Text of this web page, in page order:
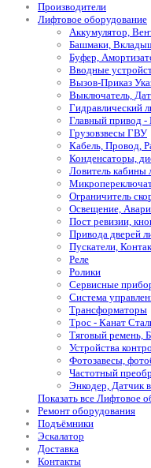
Производители
Лифтовое оборудование
Аккумулятор,
Башмаки,
Буфер,
Вводные
Вызов-Приказ
Выключатель,
Гидравлический
Главный привод
Грузовзвесы ГВУ
Кабель, Провод,
Конденсаторы,
Ловитель кабины
Ограничитель
Освещение,
Пост ревизии,
Привода дверей
Пускатели,
Реле
Ролики
Сервисные
Система
Трансформаторы
Трос - Канат
Тяговый ремень,
Устройства
Фотозавесы,
Частотный
Энкодер, Датчик
Показать все Лифтовое
Ремонт оборудования
Подъёмники
Эскалатор
Доставка
Контакты